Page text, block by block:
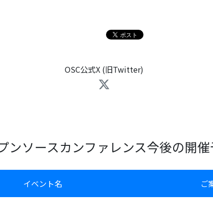
OSC公式X (旧Twitter)
ンソースカンファレンス今後の開
イベント名 ご